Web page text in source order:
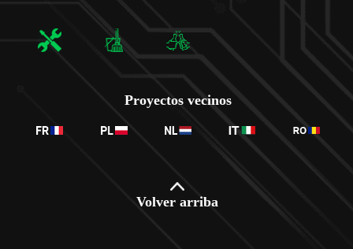
Proyectos vecinos
Volver arriba